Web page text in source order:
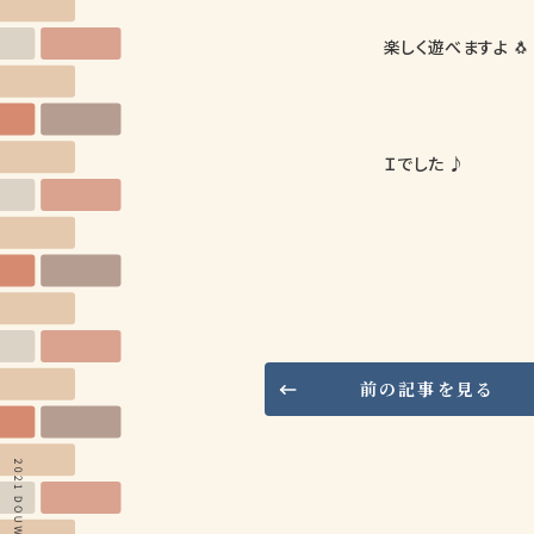
楽しく遊べますよ
Ｉでした ♪
前の記事を見る